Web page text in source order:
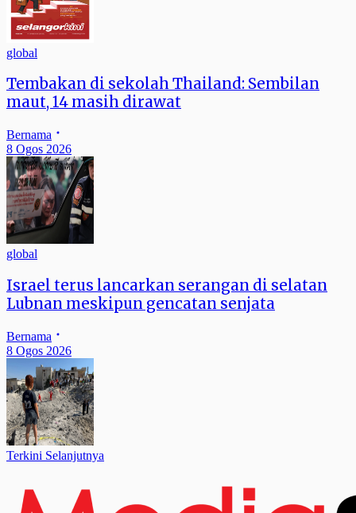
global
Tembakan di sekolah Thailand: Sembilan
maut, 14 masih dirawat
Bernama
8 Ogos 2026
global
Israel terus lancarkan serangan di selatan
Lubnan meskipun gencatan senjata
Bernama
8 Ogos 2026
Terkini Selanjutnya